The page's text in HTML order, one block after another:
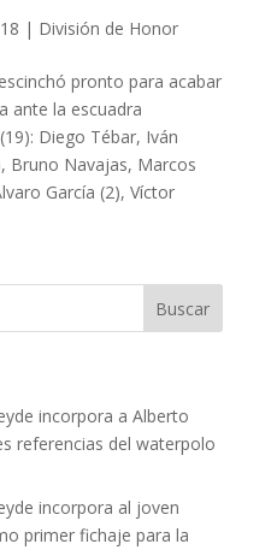
| División de Honor
pronto para acabar
ante la escuadra
Diego Tébar, Iván
Bruno Navajas, Marcos
García (2), Víctor
incorpora a Alberto
referencias del waterpolo
incorpora al joven
primer fichaje para la